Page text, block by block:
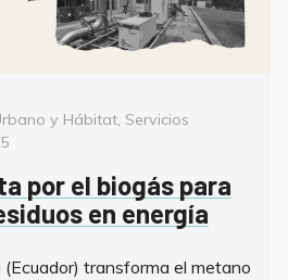
y Hábitat Servicios
por el biogás para
en energía
transforma el metano